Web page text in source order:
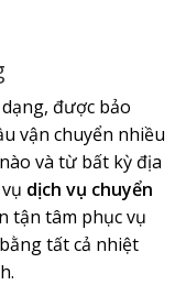
được bảo
vận chuyển nhiều
và từ bất kỳ địa
dịch vụ chuyển
tận tâm phục vụ
tất cả nhiệt